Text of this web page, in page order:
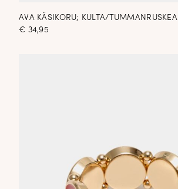
AVA KÄSIKORU; KULTA/TUMMANRUSKEA
€ 34,95